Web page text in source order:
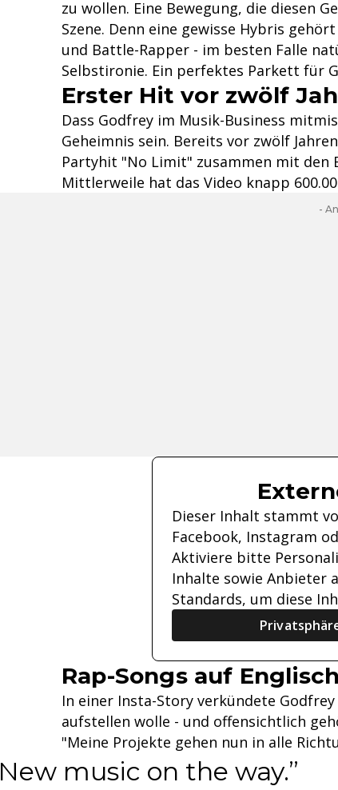
zu wollen. Eine Bewegung, die diesen
Szene. Denn eine gewisse Hybris
und Battle-Rapper - im besten Falle
Selbstironie. Ein perfektes Parkett für
Erster Hit vor zwölf
Dass Godfrey im Musik-Business
Geheimnis sein. Bereits vor zwölf
Partyhit "No Limit" zusammen mit den
Mittlerweile hat das Video knapp
-
Dieser Inhalt stammt
Facebook, Instagram
Aktiviere bitte
Inhalte sowie Anbieter
Standards, um diese
Rap-Songs auf
In einer Insta-Story verkündete
aufstellen wolle - und offensichtlich
"Meine Projekte gehen nun in alle
New music on the way.